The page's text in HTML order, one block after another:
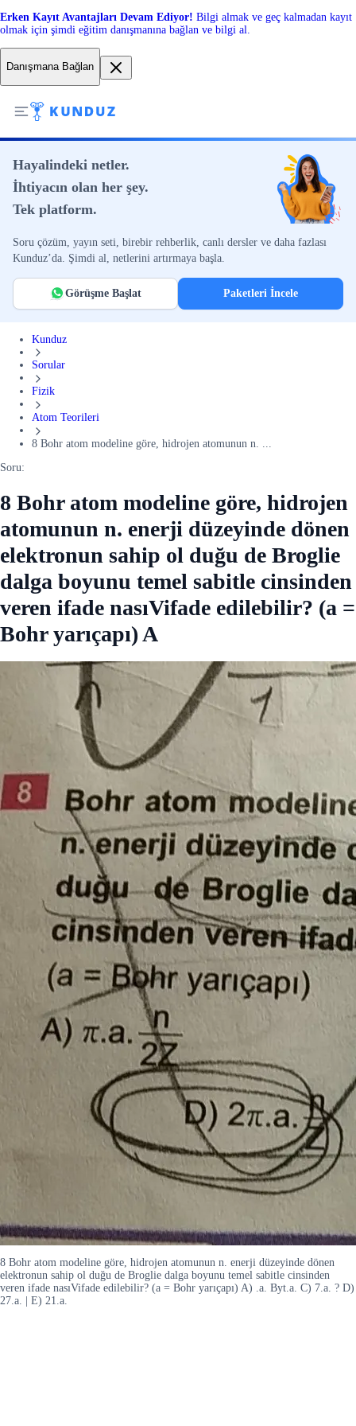
Erken Kayıt Avantajları Devam Ediyor! Bilgi almak ve geç kalmadan kayıt
olmak için şimdi eğitim danışmanına bağlan ve bilgi al.
Danışmana Bağlan
Hayalindeki netler.
İhtiyacın olan her şey.
Tek platform.
Soru çözüm, yayın seti, birebir rehberlik, canlı dersler ve daha fazlası
Kunduz’da. Şimdi al, netlerini artırmaya başla.
Görüşme Başlat Paketleri İncele
Kunduz
Sorular
Fizik
Atom Teorileri
8 Bohr atom modeline göre, hidrojen atomunun n. ...
Soru:
8 Bohr atom modeline göre, hidrojen
atomunun n. enerji düzeyinde dönen
elektronun sahip ol duğu de Broglie
dalga boyunu temel sabitle cinsinden
veren ifade nasıVifade edilebilir? (a =
Bohr yarıçapı) A
8 Bohr atom modeline göre, hidrojen atomunun n. enerji düzeyinde dönen
elektronun sahip ol duğu de Broglie dalga boyunu temel sabitle cinsinden
veren ifade nasıVifade edilebilir? (a = Bohr yarıçapı) A) .a. Byt.a. C) 7.a. ? D)
27.a. | E) 21.a.